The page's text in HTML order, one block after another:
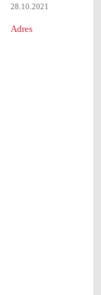
28.10.2021
Adres